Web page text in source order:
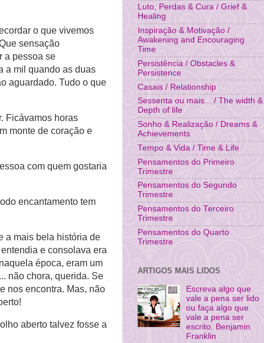
o que vivemos
sensação
a pessoa se
a mil quando as duas
aguardado. Tudo o que
Ficávamos horas
monte de coração e
com quem gostaria
encantamento tem
a mais bela história de
e consolava era
época, eram um
não chora, querida. Se
nos encontra. Mas, não
aberto talvez fosse a
Luto, Perdas & Cura / Grief &
Healing
Inspiração & Motivação /
Awakening and Encouraging
Time
Persistência / Obstacles &
Persistence
Casais / Relationship
Sessenta ou mais... / The width &
Depth of life
Sonho & Realização / Dreams &
Achievements
Tempo & Vida / Time & Life
Pensamentos do Primeiro
Trimestre
Pensamentos do Segundo
Trimestre
Pensamentos do Terceiro
Trimestre
Pensamentos do Quarto
Trimestre
ARTIGOS MAIS LIDOS
Escreva algo que
vale a pena ser lido
ou faça algo que
vale a pena ser
escrito. Benjamin
Franklin